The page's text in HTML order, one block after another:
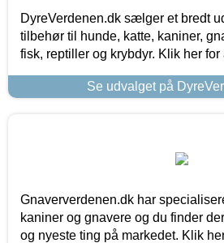
DyreVerdenen.dk sælger et bredt
tilbehør til hunde, katte, kaniner,
fisk, reptiller og krybdyr. Klik her
Se udvalget på
Gnaververdenen.dk har
kaniner og gnavere og du finder
og nyeste ting på markedet. Klik